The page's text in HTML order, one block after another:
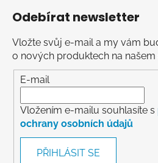
Odebírat newsletter
Vložte svůj e-mail a my vám
o nových produktech na našem
E-mail
Vložením e-mailu souhlasíte s
ochrany osobních údajů
PŘIHLÁSIT SE